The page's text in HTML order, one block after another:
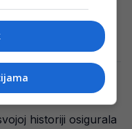
lige Federacije
uraditi da bi uopšte
historiji osigurala